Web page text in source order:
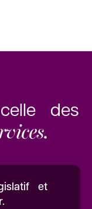
celle des
et